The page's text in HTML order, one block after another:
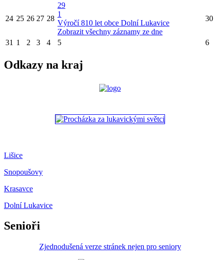
24 25 26 27 28
29
1
Výročí 810 let obce Dolní Lukavice
Zobrazit všechny záznamy ze dne
30
31 1 2 3 4 5 6
Odkazy na kraj
Lišice
Snopoušovy
Krasavce
Dolní Lukavice
Senioři
Zjednodušená verze stránek nejen pro seniory